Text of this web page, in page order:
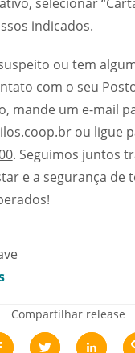
indicados.
ou tem
com o seu
mande um e-mail
ou ligue
. Seguimos juntos
e a segurança de
Compartilhar release